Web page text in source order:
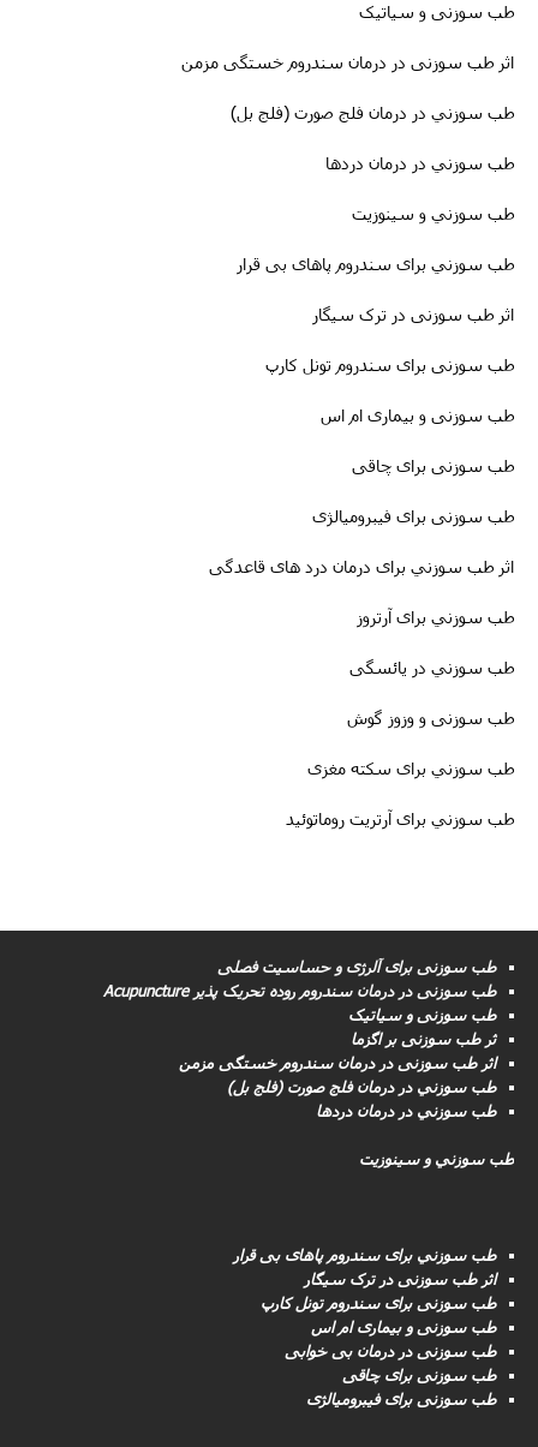
طب سوزنی و سیاتیک
اثر طب سوزنی در درمان سندروم خستگی مزمن
طب سوزني در درمان فلج صورت (فلج بل)
طب سوزني در درمان دردها
طب سوزني و سینوزیت
طب سوزني برای سندروم پاهای بی قرار
اثر طب سوزنی در ترک سیگار
طب سوزنى برای سندروم تونل کارپ
طب سوزنی و بیماری ام اس
طب سوزنى برای چاقی
طب سوزنی برای فیبرومیالژی
اثر طب سوزني برای درمان درد های قاعدگی
طب سوزني برای آرتروز
طب سوزني در یائسگی
طب سوزنی و وزوز گوش
طب سوزني برای سکته مغزى
طب سوزني برای آرتریت روماتوئید
طب سوزنی برای آلرژی و حساسیت فصلی
طب سوزنى در درمان سندروم روده تحریک پذیر Acupuncture
طب سوزنی و سیاتیک
ثر طب سوزنی بر اگزما
اثر طب سوزنی در درمان سندروم خستگی مزمن
طب سوزني در درمان فلج صورت (فلج بل)
طب سوزني در درمان دردها
طب سوزني و سینوزیت
طب سوزني برای سندروم پاهای بی قرار
اثر طب سوزنی در ترک سیگار
طب سوزنى برای سندروم تونل کارپ
طب سوزنی و بیماری ام اس
طب سوزنى در درمان بی خوابی
طب سوزنى برای چاقی
طب سوزنی برای فیبرومیالژی